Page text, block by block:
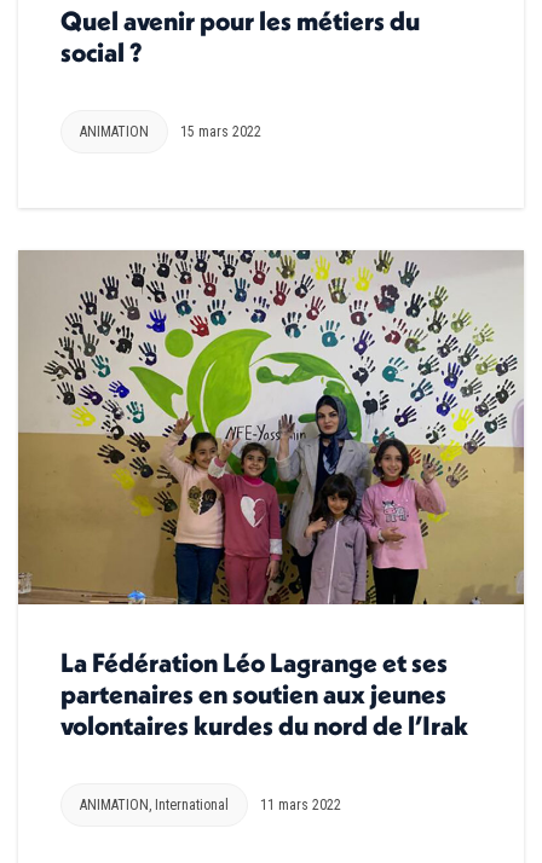
Quel avenir pour les métiers du
social ?
ANIMATION 15 mars 2022
La Fédération Léo Lagrange et ses
partenaires en soutien aux jeunes
volontaires kurdes du nord de l’Irak
ANIMATION , International 11 mars 2022